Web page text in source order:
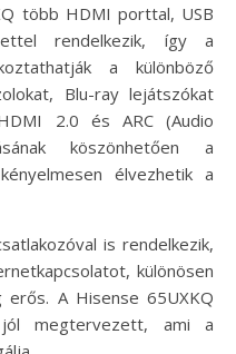
több HDMI porttal, USB
rendelkezik, így a
a különböző
Blu-ray lejátszókat
2.0 és ARC (Audio
köszönhetően a
élvezhetik a
is rendelkezik,
különösen
A Hisense 65UXKQ
megtervezett, ami a